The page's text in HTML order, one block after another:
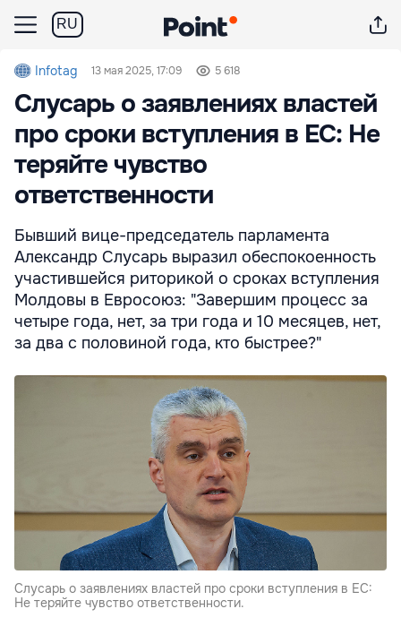
RU
Infotag 13 мая 2025, 17:09 5 618
Слусарь о заявлениях властей
про сроки вступления в ЕС: Не
теряйте чувство
ответственности
Бывший вице-председатель парламента
Александр Слусарь выразил обеспокоенность
участившейся риторикой о сроках вступления
Молдовы в Евросоюз: "Завершим процесс за
четыре года, нет, за три года и 10 месяцев, нет,
за два с половиной года, кто быстрее?"
Слусарь о заявлениях властей про сроки вступления в ЕС:
Не теряйте чувство ответственности.